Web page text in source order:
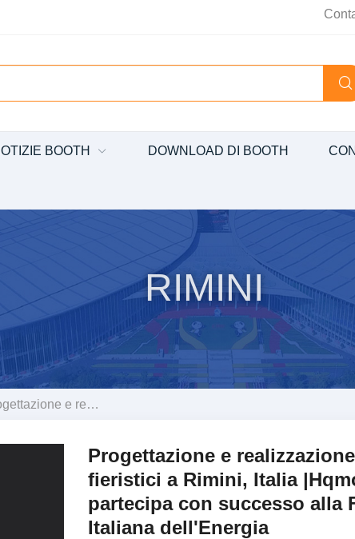
BOOTH DOWNLOAD DI BOOTH
RIMINI
stand fieristici a Rimini, Italia |Hqmount partecipa con successo alla Fiera Italiana dell'Energia
Progettazione e
fieristici a Rimini, Italia
partecipa con successo alla
Italiana dell'Energia